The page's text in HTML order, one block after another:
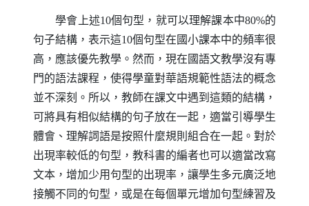
學會上述10個句型，就可以理解課本中80%的
句子結構，表示這10個句型在國小課本中的頻率很
高，應該優先教學。然而，現在國語文教學沒有專
門的語法課程，使得學童對華語規範性語法的概念
並不深刻。所以，教師在課文中遇到這類的結構，
可將具有相似結構的句子放在一起，適當引導學生
體會、理解詞語是按照什麼規則組合在一起。對於
出現率較低的句型，教科書的編者也可以適當改寫
文本，增加少用句型的出現率，讓學生多元廣泛地
接觸不同的句型，或是在每個單元增加句型練習及